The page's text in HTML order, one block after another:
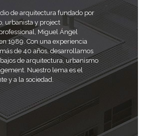
de arquitectura fundado por
urbanista y project
Miguel Ángel
1989. Con una experiencia
de 40 años, desarrollamos
de arquitectura, urbanismo
Nuestro lema es el
y a la sociedad.